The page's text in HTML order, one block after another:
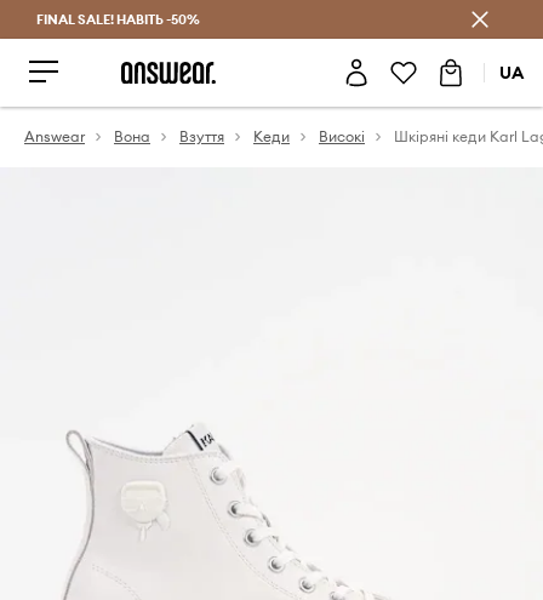
Заощаджуй з Answear Club
FINAL SALE! НАВІТЬ -50%
UA
Answear Вона Взуття Кеди Високі